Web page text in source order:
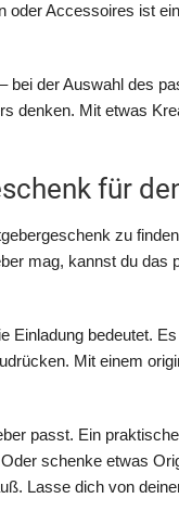
Accessoires ist
der Auswahl des
denken. Mit etwas
für
zu
mag, kannst du
Einladung bedeutet.
Mit einem
passt. Ein
schenke etwas
Lasse dich von